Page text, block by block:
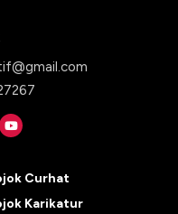
Curhat
Karikatur